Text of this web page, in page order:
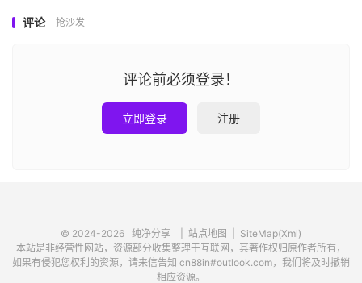
评论 抢沙发
评论前必须登录！
立即登录 注册
© 2024-2026 纯净分享 站点地图
SiteMap(Xml)
本站是非经营性网站，资源部分收集整理于互联网，其著作权归原作者所有，
如果有侵犯您权利的资源，请来信告知 cn88in#outlook.com，我们将及时撤销
相应资源。